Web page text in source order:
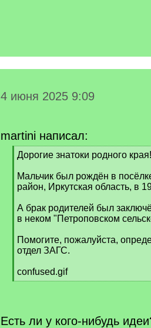
4 июня 2025 9:09
martini написал:
[
]
Дорогие знатоки родного края!
Мальчик был рождён в
район, Иркутская область, в
А брак родителей был
в неком "Петроповском
Помогите, пожалуйста,
отдел ЗАГС.
confused.gif
[
Есть ли у кого-нибудь